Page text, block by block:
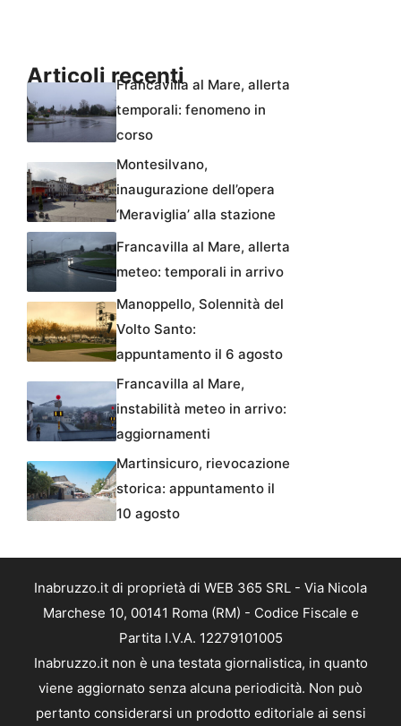
Articoli recentiFrancavilla al Mare, allerta
temporali: fenomeno in
corso
Montesilvano,
inaugurazione dell’opera
‘Meraviglia’ alla stazione
Francavilla al Mare, allerta
meteo: temporali in arrivo
Manoppello, Solennità del
Volto Santo:
appuntamento il 6 agosto
Francavilla al Mare,
instabilità meteo in arrivo:
aggiornamenti
Martinsicuro, rievocazione
storica: appuntamento il
10 agosto
Inabruzzo.it di proprietà di WEB 365 SRL - Via Nicola
Marchese 10, 00141 Roma (RM) - Codice Fiscale e
Partita I.V.A. 12279101005
Inabruzzo.it non è una testata giornalistica, in quanto
viene aggiornato senza alcuna periodicità. Non può
pertanto considerarsi un prodotto editoriale ai sensi